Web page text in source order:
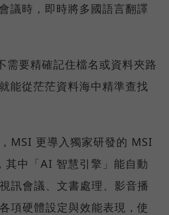
議時，即時將多國語言翻譯
需要精確記住檔名或資料夾路
能從茫茫資料海中精準查找
MSI 更導入獨家研發的 MSI
中「AI 智慧引擎」能自動
訊會議、文書處理、影音播
項硬體設定與效能表現，使